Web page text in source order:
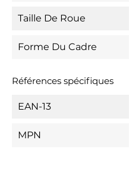
Taille De Roue
Forme Du Cadre
Références spécifiques
EAN-13
MPN